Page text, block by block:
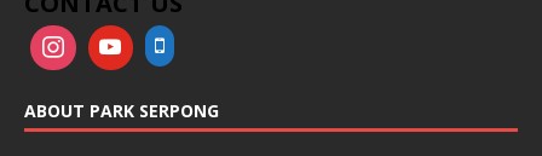
ABOUT PARK SERPONG